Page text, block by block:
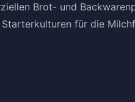
Brot- und
für die